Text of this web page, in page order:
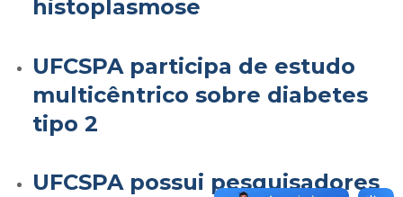
histoplasmose
UFCSPA participa de estudo
multicêntrico sobre diabetes
tipo 2
UFCSPA possui pesquisadores